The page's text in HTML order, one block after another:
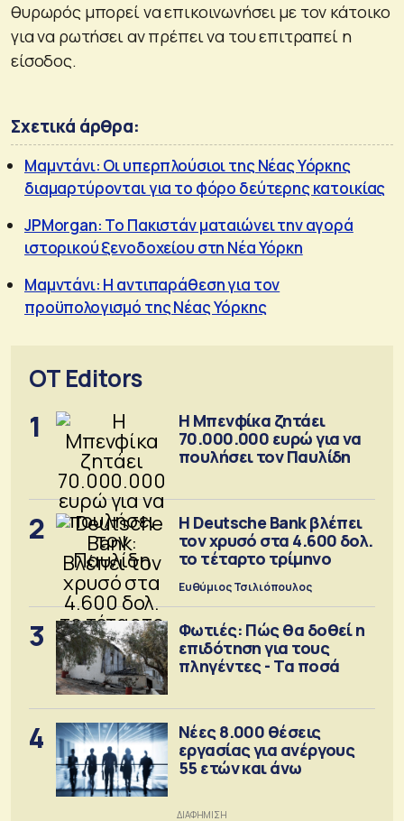
θυρωρός μπορεί να επικοινωνήσει με τον κάτοικο
για να ρωτήσει αν πρέπει να του επιτραπεί η
είσοδος.
Σχετικά άρθρα:
Μαμντάνι: Οι υπερπλούσιοι της Νέας Υόρκης
διαμαρτύρονται για το φόρο δεύτερης κατοικίας
JPMorgan: Το Πακιστάν ματαιώνει την αγορά
ιστορικού ξενοδοχείου στη Νέα Υόρκη
Μαμντάνι: Η αντιπαράθεση για τον
προϋπολογισμό της Νέας Υόρκης
OT Editors
1
Η Μπενφίκα ζητάει
70.000.000 ευρώ για να
πουλήσει τον Παυλίδη
2
Η Deutsche Bank βλέπει
τον χρυσό στα 4.600 δολ.
το τέταρτο τρίμηνο
Ευθύμιος Τσιλιόπουλος
3
Φωτιές: Πώς θα δοθεί η
επιδότηση για τους
πληγέντες - Τα ποσά
4
Νέες 8.000 θέσεις
εργασίας για ανέργους
55 ετών και άνω